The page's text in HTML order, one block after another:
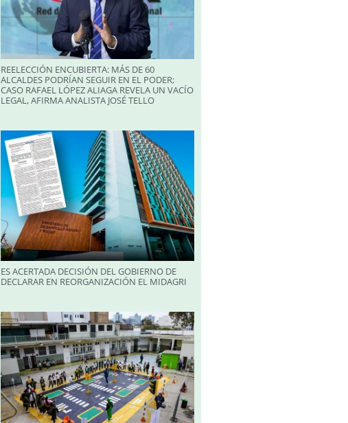
REELECCIÓN ENCUBIERTA: MÁS DE 60
ALCALDES PODRÍAN SEGUIR EN EL PODER;
CASO RAFAEL LÓPEZ ALIAGA REVELA UN VACÍO
LEGAL, AFIRMA ANALISTA JOSÉ TELLO
ES ACERTADA DECISIÓN DEL GOBIERNO DE
DECLARAR EN REORGANIZACIÓN EL MIDAGRI